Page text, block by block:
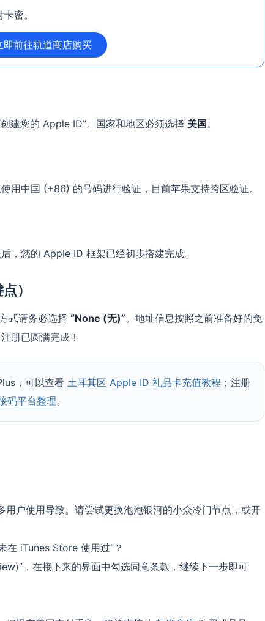
密。
前往轨道商店购买
创建您的 Apple ID”。国家和地区必须选择 美国。
用中国 (+86) 的号码进行验证，目前苹果支持跨区验证。
，您的 Apple ID 框架已经初步搭建完成。
）
式请务必选择 “None (无)”。地址信息按照之前准备好的免
册已圆满完成！
，可以查看 土耳其区 Apple ID 礼品卡充值教程 ；注册
码平台整理。
户使用导致。请尝试更换泡泡银河的小众冷门节点，或开
在 iTunes Store 使用过”？
，在接下来的界面中勾选同意条款，继续下一步即可